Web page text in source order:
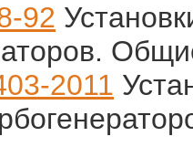
92
2011